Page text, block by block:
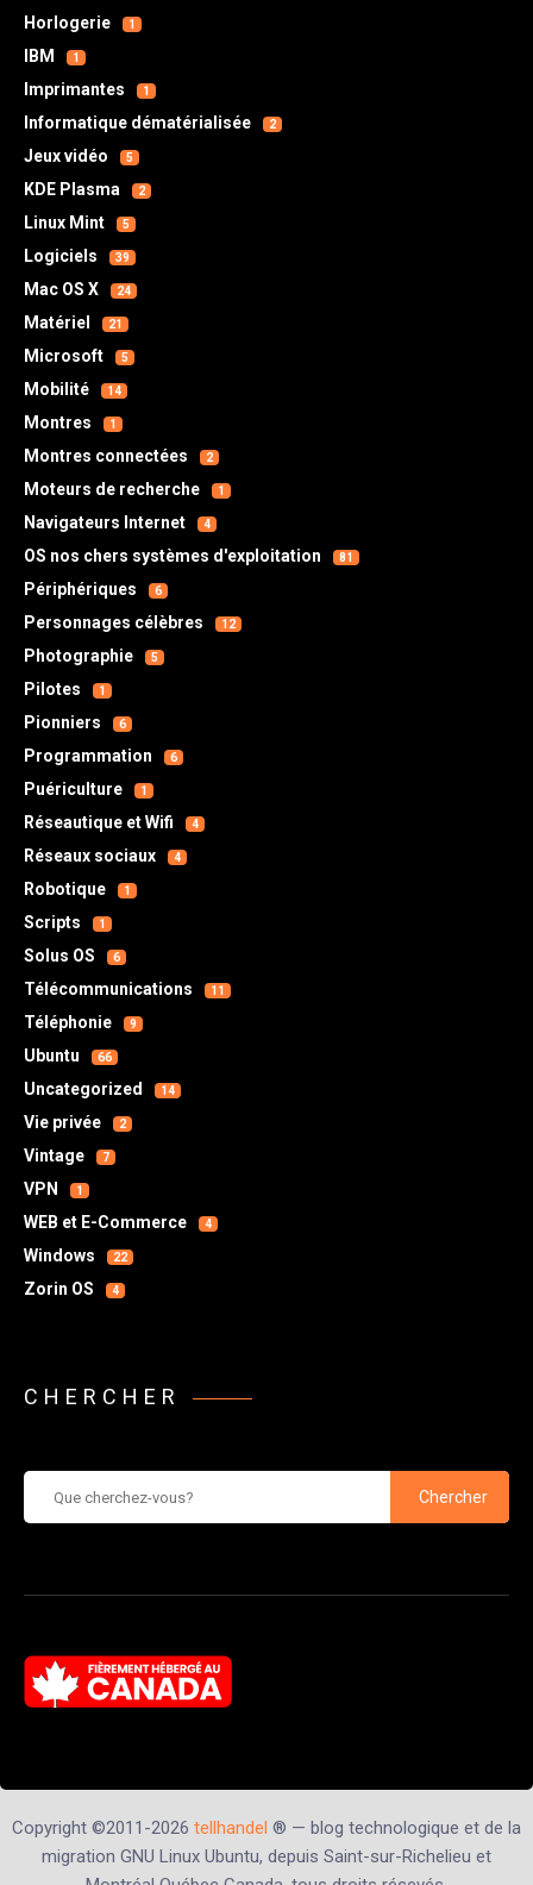
Horlogerie 1
IBM 1
Imprimantes 1
Informatique dématérialisée 2
Jeux vidéo 5
KDE Plasma 2
Linux Mint 5
Logiciels 39
Mac OS X 24
Matériel 21
Microsoft 5
Mobilité 14
Montres 1
Montres connectées 2
Moteurs de recherche 1
Navigateurs Internet 4
OS nos chers systèmes d'exploitation 81
Périphériques 6
Personnages célèbres 12
Photographie 5
Pilotes 1
Pionniers 6
Programmation 6
Puériculture 1
Réseautique et Wifi 4
Réseaux sociaux 4
Robotique 1
Scripts 1
Solus OS 6
Télécommunications 11
Téléphonie 9
Ubuntu 66
Uncategorized 14
Vie privée 2
Vintage 7
VPN 1
WEB et E-Commerce 4
Windows 22
Zorin OS 4
CHERCHER
Copyright ©2011-2026 tellhandel ® — blog technologique et de la
migration GNU Linux Ubuntu, depuis Saint-sur-Richelieu et